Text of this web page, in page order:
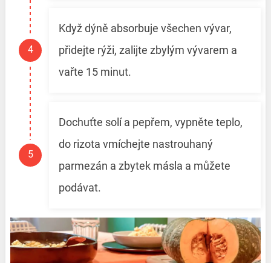
Když dýně absorbuje všechen vývar,
přidejte rýži, zalijte zbylým vývarem a
vařte 15 minut.
Dochuťte solí a pepřem, vypněte teplo,
do rizota vmíchejte nastrouhaný
parmezán a zbytek másla a můžete
podávat.